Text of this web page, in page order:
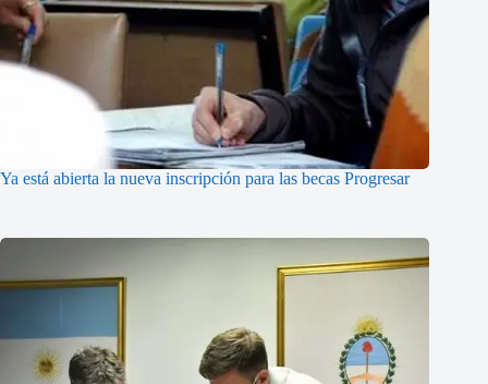
Ya está abierta la nueva inscripción para las becas Progresar